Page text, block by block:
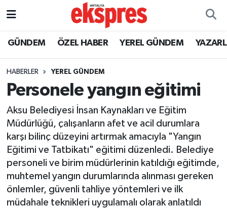
GÜNDEM ÖZEL HABER YEREL GÜNDEM
HABERLER YEREL GÜNDEM
Personele yangın eğitimi
Aksu Belediyesi İnsan Kaynakları ve Eğitim
Müdürlüğü, çalışanların afet ve acil durumlara
karşı bilinç düzeyini artırmak amacıyla "Yangın
Eğitimi ve Tatbikatı" eğitimi düzenledi. Belediye
personeli ve birim müdürlerinin katıldığı eğitimde,
muhtemel yangın durumlarında alınması gereken
önlemler, güvenli tahliye yöntemleri ve ilk
müdahale teknikleri uygulamalı olarak anlatıldı
ÖZEL HABER
YEREL GÜNDEM
EKONOMİ
KÜLTÜR - SANAT
SPOR
SİYASET
Nöbetçi Eczaneler
Trafik Durumu
Süper Lig Puan Durumu ve Fikstür
Tüm Manşetler
Son Dakika Haberleri
Haber Arşivi